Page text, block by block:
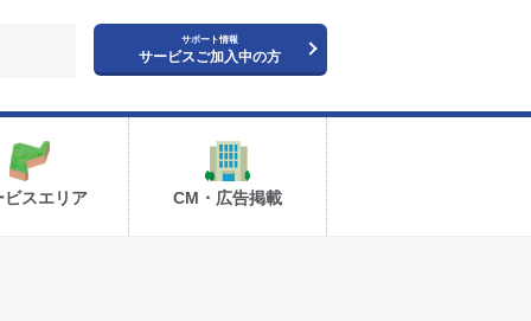
サポート情報
サービスご加入中の方
ビスエリア CM・広告掲載